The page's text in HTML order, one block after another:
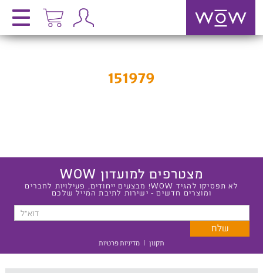
151979
מצטרפים למועדון WOW
לא תפסיקו להגיד WOW! מבצעים ייחודים, פעילויות לחברים
ומוצרים חדשים - ישירות לתיבת המייל שלכם
תקנון | מדיניות פרטיות